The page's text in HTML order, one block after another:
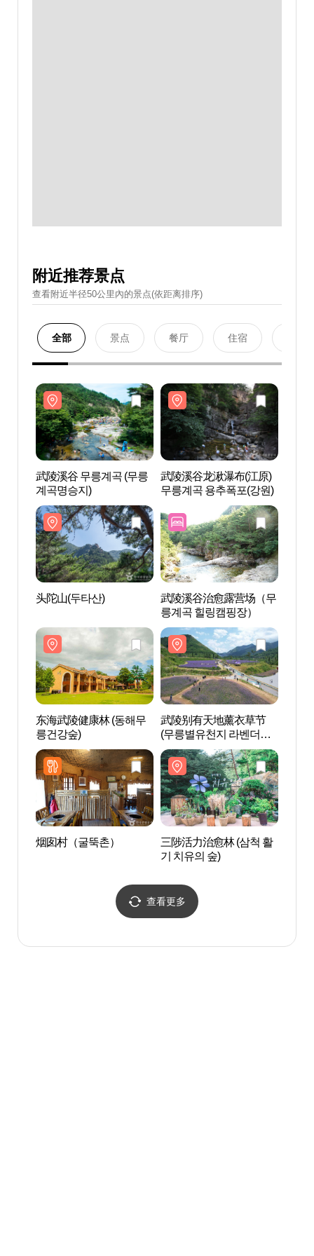
附近推荐景点
查看附近半径50公里內的景点(依距离排序)
全部 景点 餐厅 住宿
武陵溪谷 무릉계곡 (무릉
계곡명승지)
武陵溪谷龙湫瀑布(江原)
무릉계곡 용추폭포(강원)
头陀山(두타산)
武陵溪谷治愈露营场（무
릉계곡 힐링캠핑장）
东海武陵健康林 (동해무
릉건강숲)
武陵别有天地薰衣草节
(무릉별유천지 라벤더축
제)
烟囱村（굴뚝촌）
三陟活力治愈林 (삼척 활
기 치유의 숲)
查看更多